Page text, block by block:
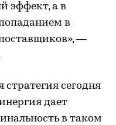
эффект, а в
в
—
сегодня
дает
в таком